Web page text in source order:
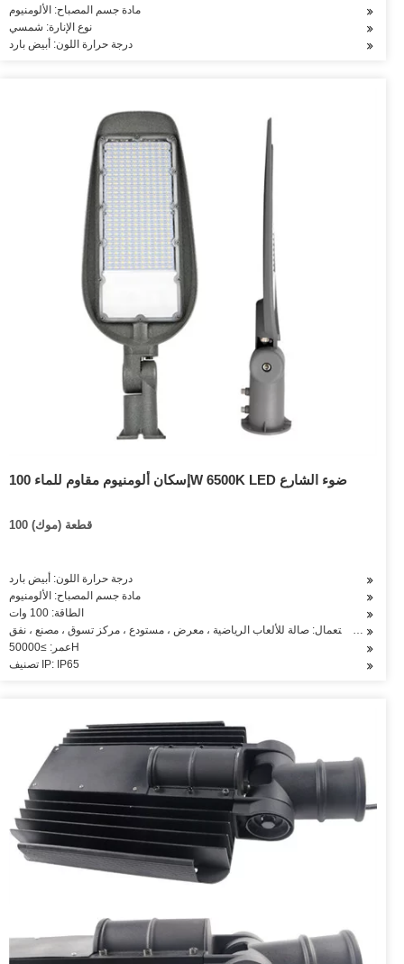
مادة جسم المصباح: الألومنيوم
نوع الإنارة: شمسي
درجة حرارة اللون: أبيض بارد
إسكان ألومنيوم مقاوم للماء 100W 6500K LED ضوء الشارع
100 قطعة (موك)
درجة حرارة اللون: أبيض بارد
مادة جسم المصباح: الألومنيوم
الطاقة: 100 وات
الاستعمال: صالة للألعاب الرياضية ، معرض ، مستودع ، مركز تسوق ، مصنع ، نفق
عمر: ≥50000H
تصنيف IP: IP65